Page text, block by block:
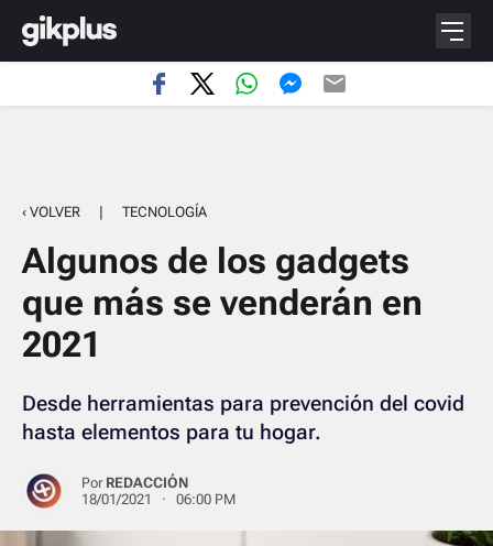
‹ VOLVER | TECNOLOGÍA
Algunos de los gadgets
que más se venderán en
2021
Desde herramientas para prevención del covid
hasta elementos para tu hogar.
Por REDACCIÓN
18/01/2021 · 06:00 PM